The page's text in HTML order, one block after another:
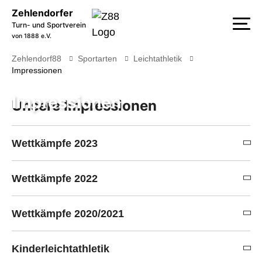
Zehlendorfer
Turn- und Sportverein
von 1888 e.V.
Impressionen
Zehlendorf88 Sportarten
Leichtathletik
Impressionen
Unsere Impressionen
Wettkämpfe 2023
Wettkämpfe 2022
Wettkämpfe 2020/2021
Kinderleichtathletik